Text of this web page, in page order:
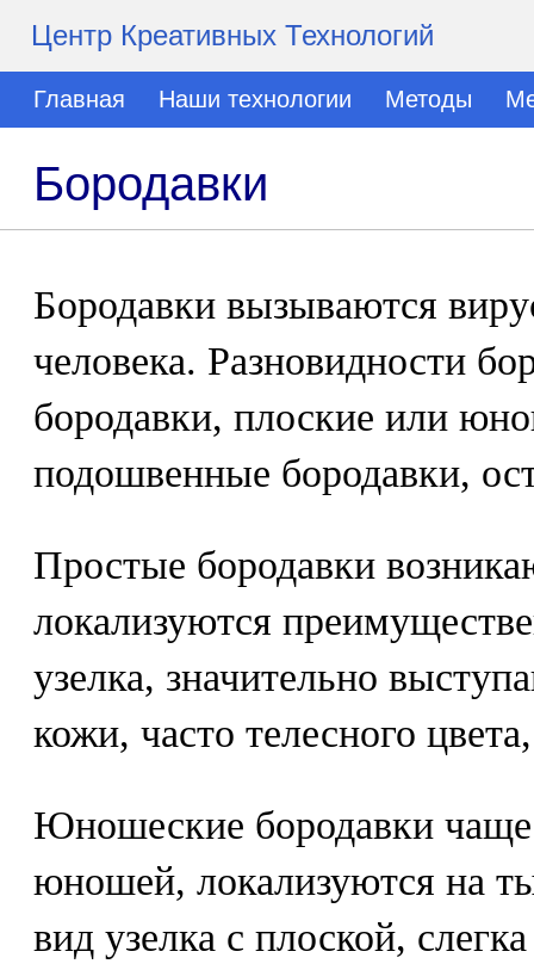
Центр Креативных Технологий
Главная Наши технологии Методы
Бородавки
Бородавки вызываются
человека. Разновидности
бородавки, плоские или
подошвенные бородавки,
Простые бородавки
локализуются
узелка, значительно
кожи, часто телесного
Юношеские бородавки чаще
юношей, локализуются на
вид узелка с плоской,